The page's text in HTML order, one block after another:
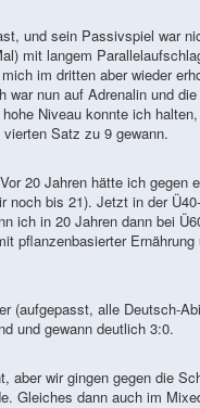
und sein Passivspiel war
mit langem
im dritten aber wieder
nun auf Adrenalin und
Niveau konnte ich
Satz zu 9 gewann.
20 Jahren hätte ich gegen
bis 21). Jetzt in der
ich in 20 Jahren dann bei
pflanzenbasierter
(aufgepasst, alle Deutsch-
und gewann deutlich 3:0.
aber wir gingen gegen die
Gleiches dann auch im